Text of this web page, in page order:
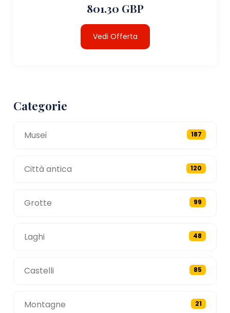
801.30 GBP
Vedi Offerta
Categorie
Musei 187
Città antica 120
Grotte 99
Laghi 48
Castelli 85
Montagne 21